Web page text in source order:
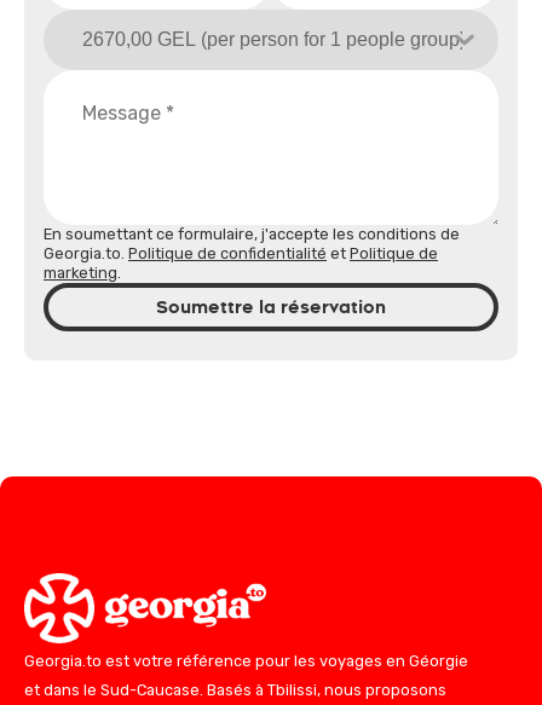
En soumettant ce formulaire, j'accepte les conditions de
Georgia.to. Politique de confidentialité et Politique de
marketing.
Soumettre la réservation
Georgia.to est votre référence pour les voyages en Géorgie
et dans le Sud-Caucase. Basés à Tbilissi, nous proposons